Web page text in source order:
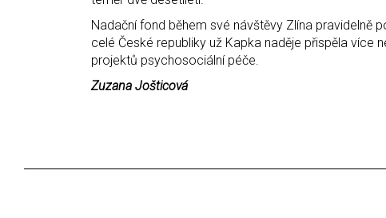
Nadační fond během své návštěvy Zlína pravidelně
celé České republiky už Kapka naděje přispěla více
projektů psychosociální péče.
Zuzana Jošticová